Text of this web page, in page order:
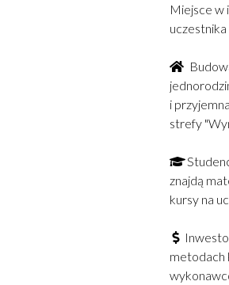
Miejsce w
i
strefy
znajdą
kursy na
metodach